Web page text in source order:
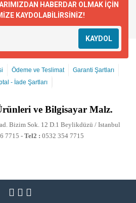
HABERDAR OLMAK İÇİN
KAYDOLABİLİRSİNİZ!
KAYDOL
Ödeme ve Teslimat
Garanti Şartları
- İade Şartları
ve Bilgisayar Malz.
Bizim Sok. 12 D.1 Beylikdüzü / Istanbul
7715 - Tel2 : 0532 354 7715